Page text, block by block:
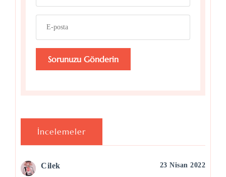
İncelemeler
Cilek 23 Nisan 2022